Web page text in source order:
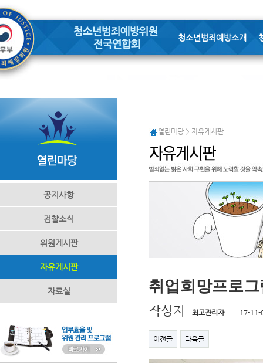
청소년범죄예방소개
공지사항
검찰소식
위원게시판
자유게시판
자료실
열린마당 > 자유게시판
취업희망프로
작성자 최고관리자 17-11-
이전글 다음글